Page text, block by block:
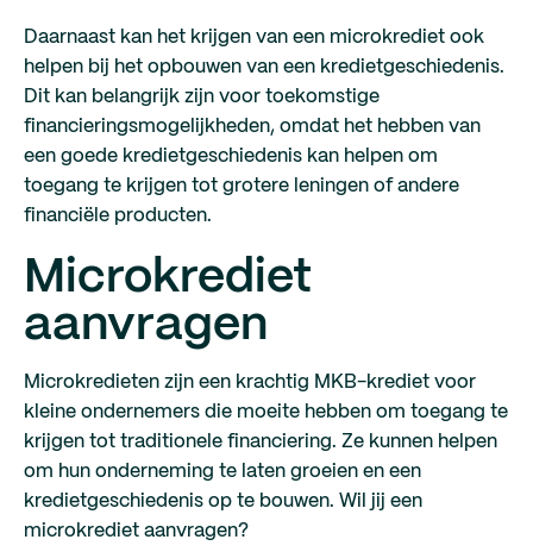
Daarnaast kan het krijgen van een microkrediet ook
helpen bij het opbouwen van een kredietgeschiedenis.
Dit kan belangrijk zijn voor toekomstige
financieringsmogelijkheden, omdat het hebben van
een goede kredietgeschiedenis kan helpen om
toegang te krijgen tot grotere leningen of andere
financiële producten.
Microkrediet
aanvragen
Microkredieten zijn een krachtig MKB-krediet voor
kleine ondernemers die moeite hebben om toegang te
krijgen tot traditionele financiering. Ze kunnen helpen
om hun onderneming te laten groeien en een
kredietgeschiedenis op te bouwen. Wil jij een
microkrediet aanvragen?